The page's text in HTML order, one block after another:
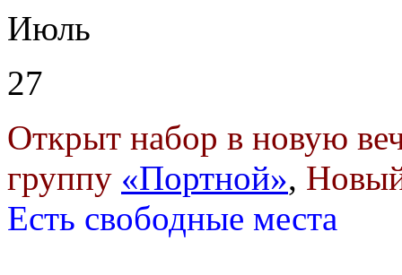
Июль
27
Открыт набор в новую
группу «Портной»,
Есть свободные места